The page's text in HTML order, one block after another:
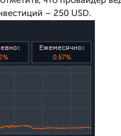
– 250 USD.